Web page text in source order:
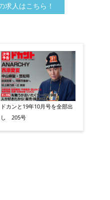
求人はこちら！
ドカンと19年10月号を全部出
し 205号